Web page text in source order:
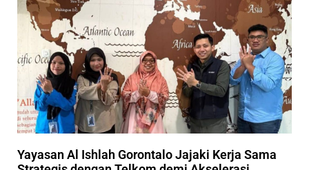
Yayasan Al Ishlah Gorontalo Jajaki Kerja Sama